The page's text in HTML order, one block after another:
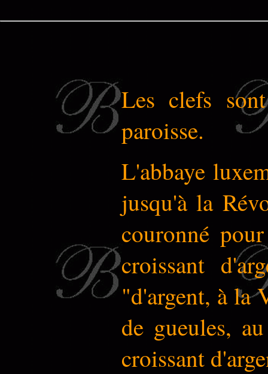
Les clefs
paroisse.
L'abbaye
jusqu'à la
couronné
croissant
"d'argent, à la
de gueules,
croissant